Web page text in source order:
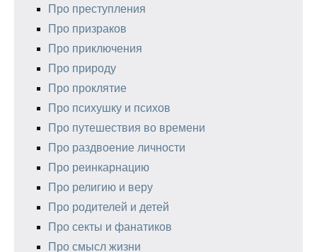
Про преступления
Про призраков
Про приключения
Про природу
Про проклятие
Про психушку и психов
Про путешествия во времени
Про раздвоение личности
Про реинкарнацию
Про религию и веру
Про родителей и детей
Про секты и фанатиков
Про смысл жизни